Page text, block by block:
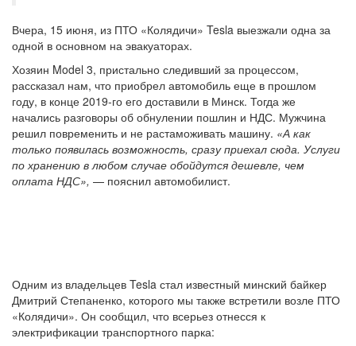
Вчера, 15 июня, из ПТО «Колядичи» Tesla выезжали одна за
одной в основном на эвакуаторах.
Хозяин Model 3, пристально следивший за процессом,
рассказал нам, что приобрел автомобиль еще в прошлом
году, в конце 2019-го его доставили в Минск. Тогда же
начались разговоры об обнулении пошлин и НДС. Мужчина
решил повременить и не растаможивать машину. «А как
только появилась возможность, сразу приехал сюда. Услуги
по хранению в любом случае обойдутся дешевле, чем
оплата НДС», — пояснил автомобилист.
Одним из владельцев Tesla стал известный минский байкер
Дмитрий Степаненко, которого мы также встретили возле ПТО
«Колядичи». Он сообщил, что всерьез отнесся к
электрификации транспортного парка: